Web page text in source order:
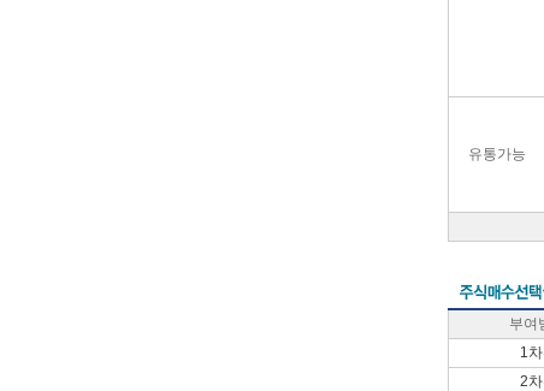
유통가능
부여
1
2